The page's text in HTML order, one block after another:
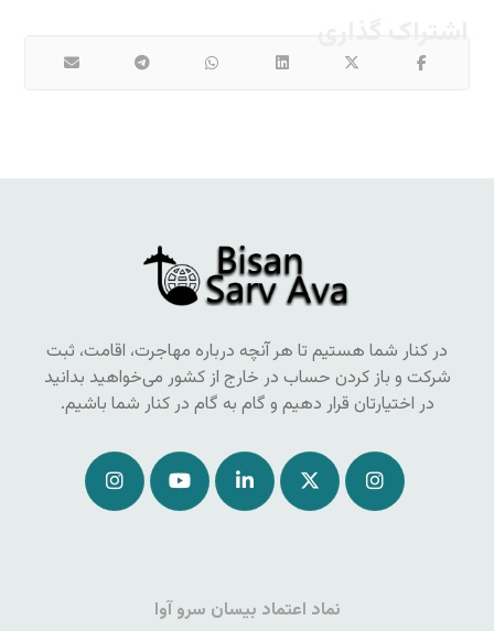
در کنار شما هستیم تا هر آنچه درباره مهاجرت، اقامت، ثبت
شرکت و باز کردن حساب در خارج از کشور می‌خواهید بدانید
در اختیارتان قرار دهیم و گام به گام در کنار شما باشیم.
نماد اعتماد بیسان سرو آوا